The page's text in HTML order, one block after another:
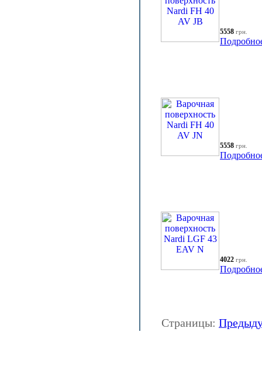
5558 грн.
5558 грн.
4022 грн.
Страницы: